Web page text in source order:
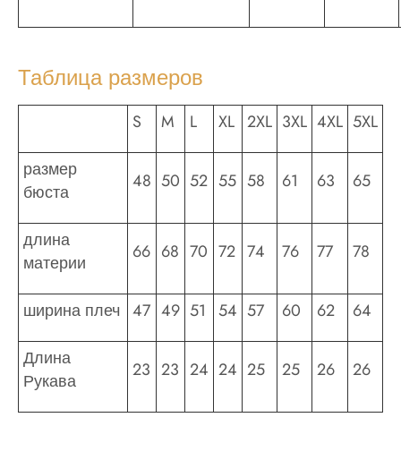
Таблица размеров
S M L XL 2XL 3XL 4XL 5XL
размер
бюста
48 50 52 55 58 61 63 65
длина
материи
66 68 70 72 74 76 77 78
ширина плеч 47 49 51 54 57 60 62 64
Длина
Рукава
23 23 24 24 25 25 26 26